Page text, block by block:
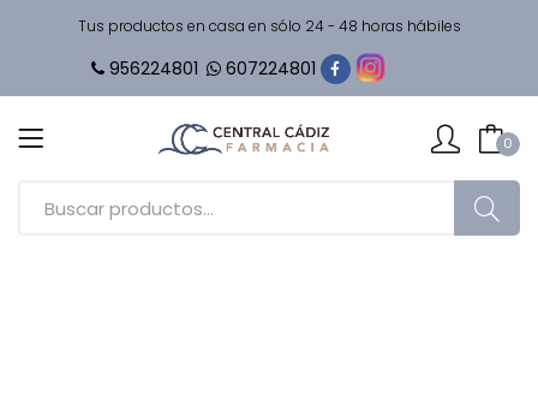
Tus productos en casa en sólo 24 - 48 horas hábiles
956224801 607224801
0